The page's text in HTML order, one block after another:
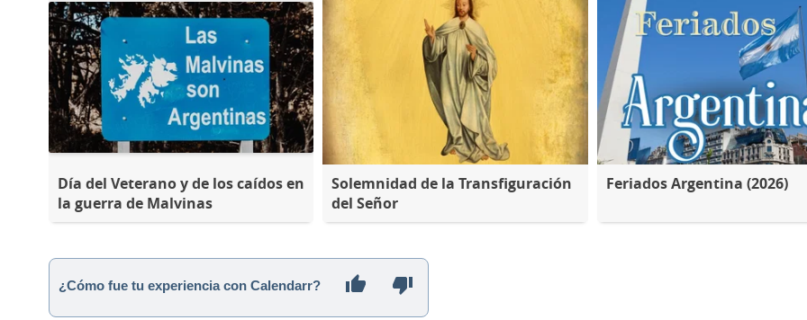
Día del Veterano y de los caídos en
la guerra de Malvinas
Solemnidad de la Transfiguración
del Señor
Feriados Argentina (2026)
¿Cómo fue tu experiencia con Calendarr?